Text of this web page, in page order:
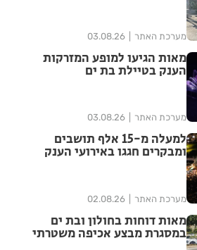
מערכת האתר 03.08.26
מאות הגיעו למופע המזרקות
הענק בטיילת בת ים
מערכת האתר 03.08.26
למעלה מ-15 אלף תושבים
ומבקרים חגגו באירועי הענק
מערכת האתר 02.08.26
מאות דוחות בחולון ובת ים
במסגרת מבצע אכיפה משטרתי